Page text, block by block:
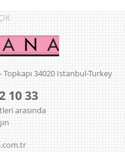
Topkapı 34020 Istanbul-Turkey
10 33
arasında